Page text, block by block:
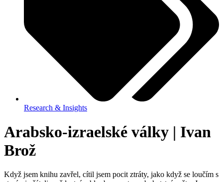
Research & Insights
Arabsko-izraelské války | Ivan
Brož
Když jsem knihu zavřel, cítil jsem pocit ztráty, jako když se loučím s